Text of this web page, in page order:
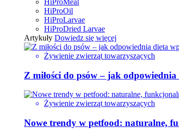
HiProOil
HiProLarvae
HiProDried Larvae
Artykuły Dowiedz się więcej
Żywienie zwierząt towarzyszących
Z miłości do psów – jak
Żywienie zwierząt towarzyszących
Nowe trendy w petfood: naturalne,